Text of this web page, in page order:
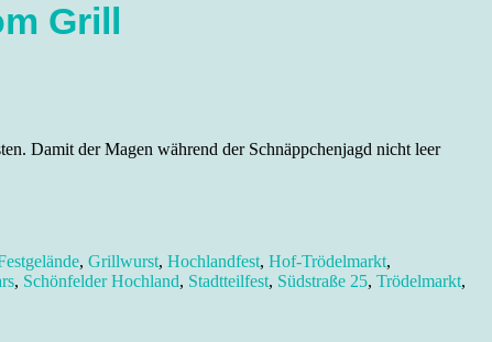
Grill
Damit der Magen während der Schnäppchenjagd nicht leer
, Grillwurst, Hochlandfest, Hof-Trödelmarkt,
, Schönfelder Hochland, Stadtteilfest, Südstraße 25, Trödelmarkt,